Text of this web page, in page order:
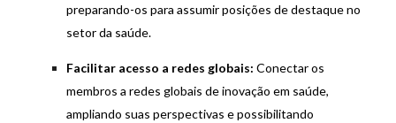
preparando-os para assumir posições de destaque no
setor da saúde.
Facilitar acesso a redes globais: Conectar os
membros a redes globais de inovação em saúde,
ampliando suas perspectivas e possibilitando